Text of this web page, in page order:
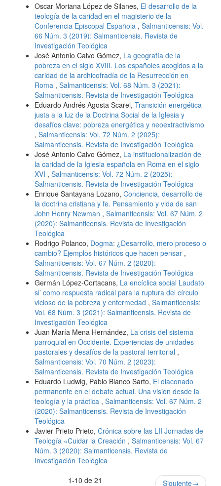
Oscar Moriana López de Silanes, El desarrollo de la
teología de la caridad en el magisterio de la
Conferencia Episcopal Española , Salmanticensis: Vol.
66 Núm. 3 (2019): Salmanticensis. Revista de
Investigación Teológica
José Antonio Calvo Gómez, La geografía de la
pobreza en el siglo XVIII. Los españoles acogidos a la
caridad de la archicofradía de la Resurrección en
Roma , Salmanticensis: Vol. 68 Núm. 3 (2021):
Salmanticensis. Revista de Investigación Teológica
Eduardo Andrés Agosta Scarel, Transición energética
justa a la luz de la Doctrina Social de la Iglesia y
desafíos clave: pobreza energética y neoextractivismo
, Salmanticensis: Vol. 72 Núm. 2 (2025):
Salmanticensis. Revista de Investigación Teológica
José Antonio Calvo Gómez, La institucionalización de
la caridad de la Iglesia española en Roma en el siglo
XVI , Salmanticensis: Vol. 72 Núm. 2 (2025):
Salmanticensis. Revista de Investigación Teológica
Enrique Santayana Lozano, Conciencia, desarrollo de
la doctrina cristiana y fe. Pensamiento y vida de san
John Henry Newman , Salmanticensis: Vol. 67 Núm. 2
(2020): Salmanticensis. Revista de Investigación
Teológica
Rodrigo Polanco, Dogma: ¿Desarrollo, mero proceso o
cambio? Ejemplos históricos que hacen pensar ,
Salmanticensis: Vol. 67 Núm. 2 (2020):
Salmanticensis. Revista de Investigación Teológica
Germán López-Cortacans, La encíclica social Laudato
si’ como respuesta radical para la ruptura del círculo
vicioso de la pobreza y enfermedad , Salmanticensis:
Vol. 68 Núm. 3 (2021): Salmanticensis. Revista de
Investigación Teológica
Juan María Mena Hernández, La crisis del sistema
parroquial en Occidente. Experiencias de unidades
pastorales y desafíos de la pastoral territorial ,
Salmanticensis: Vol. 70 Núm. 2 (2023):
Salmanticensis. Revista de Investigación Teológica
Eduardo Ludwig, Pablo Blanco Sarto, El diaconado
permanente en el debate actual. Una visión desde la
teología y la práctica , Salmanticensis: Vol. 67 Núm. 2
(2020): Salmanticensis. Revista de Investigación
Teológica
Javier Prieto Prieto, Crónica sobre las LII Jornadas de
Teología «Cuidar la Creación , Salmanticensis: Vol. 67
Núm. 3 (2020): Salmanticensis. Revista de
Investigación Teológica
1-10 de 21
Siguiente→